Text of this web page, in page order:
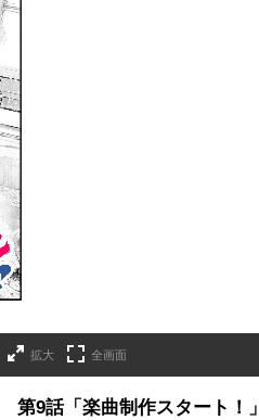
拡大 全画面
第9話「楽曲制作スタート！